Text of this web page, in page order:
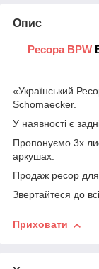
Опис
Ресора BPW
«Український
Schomaecker.
У наявності є
Пропонуємо 3х
аркушах.
Продаж ресор для
Звертайтеся до
Приховати